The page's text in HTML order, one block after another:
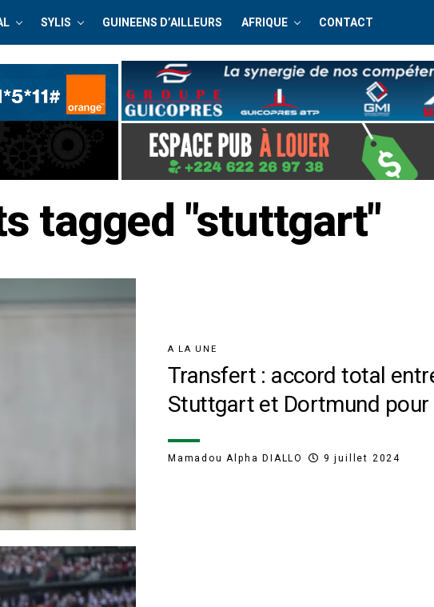
SYLIS GUINEENS D’AILLEURS AFRIQUE CONTACT
tagged "stuttgart"
A LA UNE
Transfert : accord total
Stuttgart et Dortmund pour
Mamadou Alpha DIALLO 9 juillet 2024